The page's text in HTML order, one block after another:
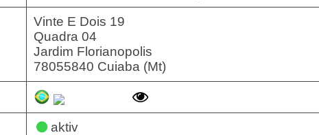
Vinte E Dois 19
Quadra 04
Jardim Florianopolis
78055840 Cuiaba (Mt)
aktiv